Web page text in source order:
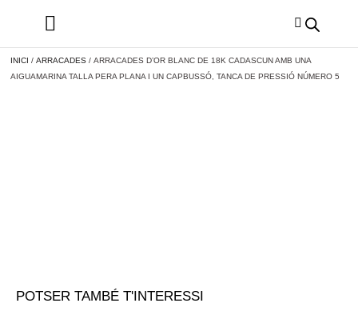
INICI / ARRACADES / ARRACADES D’OR BLANC DE 18K CADASCUN AMB UNA
AIGUAMARINA TALLA PERA PLANA I UN CAPBUSSÓ, TANCA DE PRESSIÓ NÚMERO 5
POTSER TAMBÉ T'INTERESSI